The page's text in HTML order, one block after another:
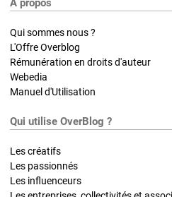
Qui sommes nous ?
L'Offre Overblog
Rémunération en droits d'auteur
Webedia
Manuel d'Utilisation
Qui utilise OverBlog ?
Les créatifs
Les passionnés
Les influenceurs